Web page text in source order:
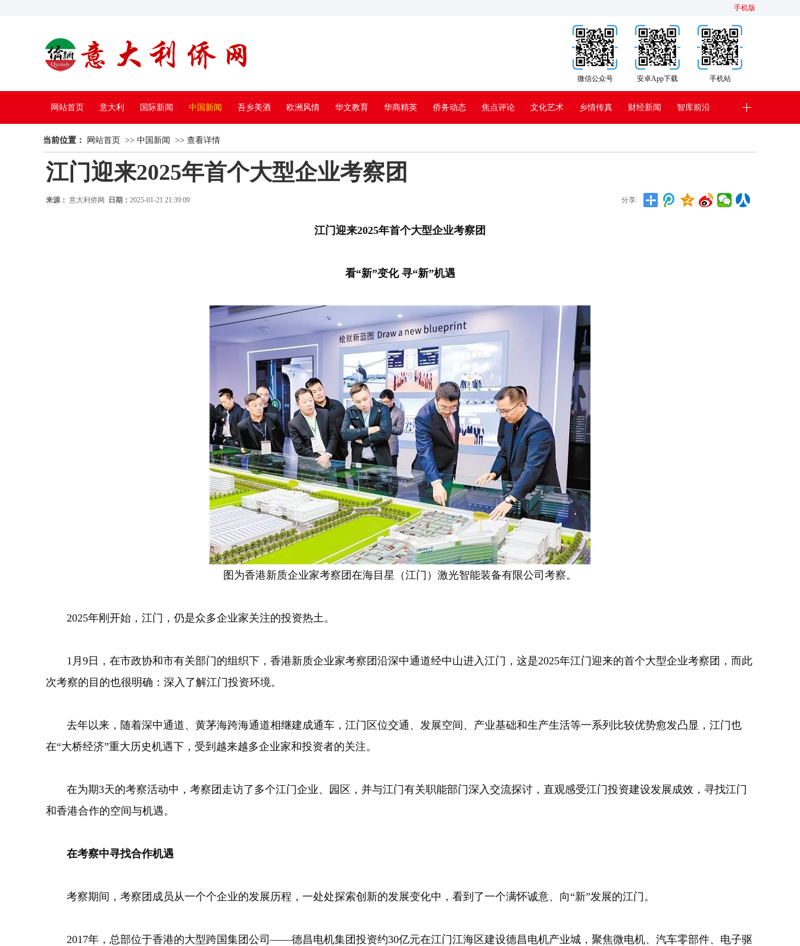
手机版
手机站
安卓App下载
微信公众号
网站首页 意大利 国际新闻 中国新闻 吾乡美酒 欧洲风情 华文教育 华商精英 侨务动态 焦点评论 文化艺术 乡情传真 财经新闻 智库前沿
中国电视
当前位置： 网站首页 >> 中国新闻 >> 查看详情
江门迎来2025年首个大型企业考察团
来源： 意大利侨网 日期： 2025-01-21 21:39:09 分享:
江门迎来2025年首个大型企业考察团
看“新”变化 寻“新”机遇
图为香港新质企业家考察团在海目星（江门）激光智能装备有限公司考察。
2025年刚开始，江门，仍是众多企业家关注的投资热土。
1月9日，在市政协和市有关部门的组织下，香港新质企业家考察团沿深中通道经中山进入江门，这是2025年江门迎来的首个大型企业考察团，而此
次考察的目的也很明确：深入了解江门投资环境。
去年以来，随着深中通道、黄茅海跨海通道相继建成通车，江门区位交通、发展空间、产业基础和生产生活等一系列比较优势愈发凸显，江门也
在“大桥经济”重大历史机遇下，受到越来越多企业家和投资者的关注。
在为期3天的考察活动中，考察团走访了多个江门企业、园区，并与江门有关职能部门深入交流探讨，直观感受江门投资建设发展成效，寻找江门
和香港合作的空间与机遇。
在考察中寻找合作机遇
考察期间，考察团成员从一个个企业的发展历程，一处处探索创新的发展变化中，看到了一个满怀诚意、向“新”发展的江门。
2017年，总部位于香港的大型跨国集团公司——德昌电机集团投资约30亿元在江门江海区建设德昌电机产业城，聚焦微电机、汽车零部件、电子驱